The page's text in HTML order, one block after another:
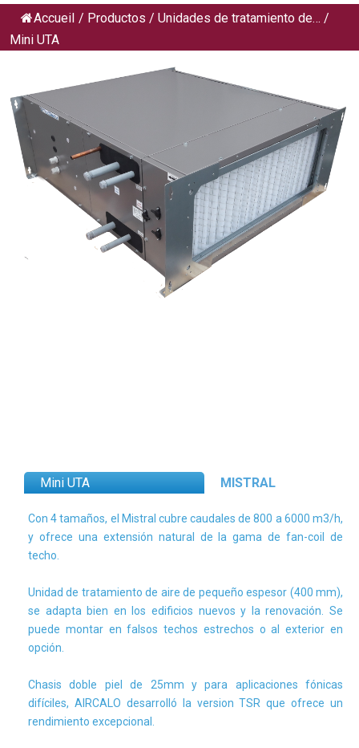
Accueil / Productos / Unidades de tratamiento de… /
Mini UTA
Mini UTA MISTRAL
Con 4 tamaños, el Mistral cubre caudales de 800 a 6000 m3/h,
y ofrece una extensión natural de la gama de fan-coil de
techo.
Unidad de tratamiento de aire de pequeño espesor (400 mm),
se adapta bien en los edificios nuevos y la renovación. Se
puede montar en falsos techos estrechos o al exterior en
opción.
Chasis doble piel de 25mm y para aplicaciones fónicas
difíciles, AIRCALO desarrolló la version TSR que ofrece un
rendimiento excepcional.